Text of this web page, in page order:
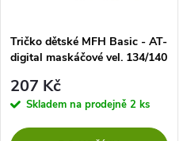
p
r
s
p
r
Tričko dětské MFH Basic - AT-
digital maskáčové vel. 134/140
207 Kč
Skladem na prodejně 2 ks